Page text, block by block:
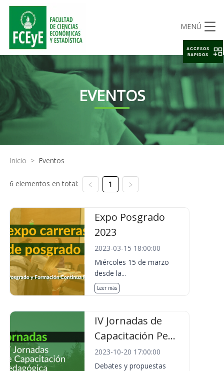
MENÚ
EVENTOS
Inicio > Eventos
6 elementos en total: 1
Expo Posgrado
2023
2023-03-15 18:00:00
Miércoles 15 de marzo
desde la...
Leer más
IV Jornadas de
Capacitación Pe...
2023-10-20 17:00:00
Debates y propuestas
ACCESOS
RAPIDOS